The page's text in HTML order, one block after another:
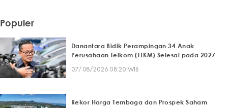
Populer
Danantara Bidik Perampingan 34 Anak
Perusahaan Telkom (TLKM) Selesai pada 2027
07/08/2026 08:20 WIB
Rekor Harga Tembaga dan Prospek Saham